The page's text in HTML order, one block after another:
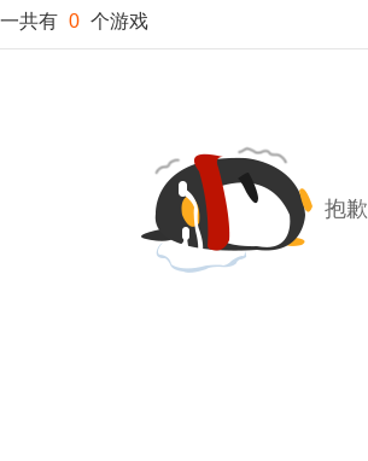
一共有 0 个游戏
抱